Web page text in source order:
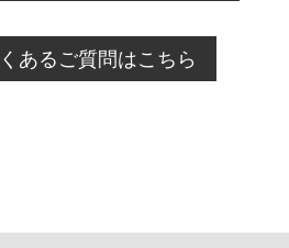
日前を過ぎている場合のご予約
しては、直接ご予約の店舗まで
あるご質問はこちら